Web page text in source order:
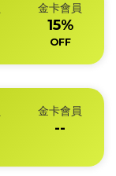
金卡會員
15%
OFF
金卡會員
--